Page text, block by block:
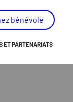
bénévole
ET PARTENARIATS